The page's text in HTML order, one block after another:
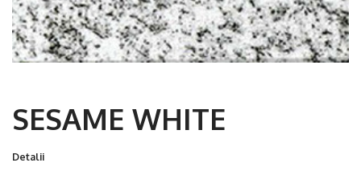
SESAME WHITE
Detalii